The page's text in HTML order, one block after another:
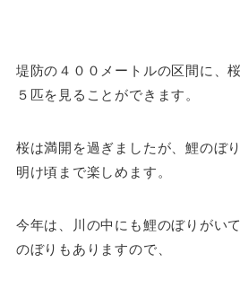
堤防の４００メートルの区間に、
５匹を見ることができます。
桜は満開を過ぎましたが、鯉のぼ
明け頃まで楽しめます。
今年は、川の中にも鯉のぼりがい
のぼりもありますので、